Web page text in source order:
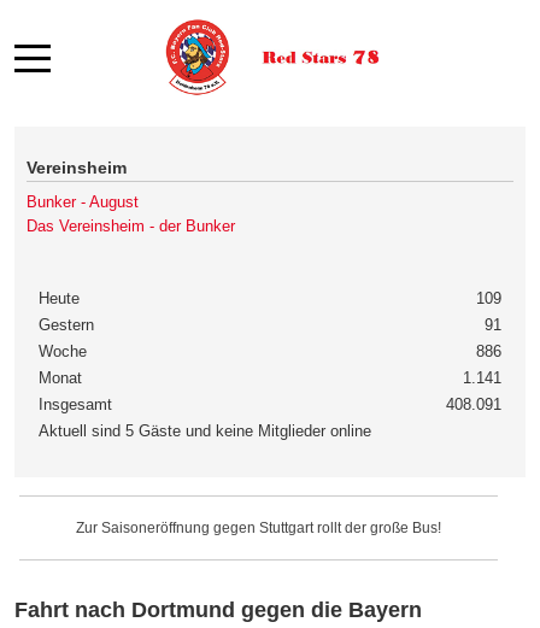
Mobile Menu Toggle
Vereinsheim
Bunker - August
Das Vereinsheim - der Bunker
Heute
109
Gestern
91
Woche
886
Monat
1.141
Insgesamt
408.091
Aktuell sind 5 Gäste und keine Mitglieder online
Zur Saisoneröffnung gegen Stuttgart rollt der große Bus!
Fahrt nach Dortmund gegen die Bayern